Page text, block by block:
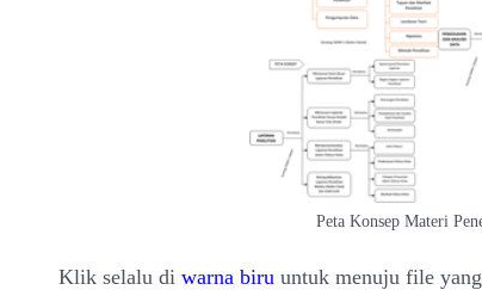
Peta Konsep Materi
Klik selalu di warna biru untuk menuju file